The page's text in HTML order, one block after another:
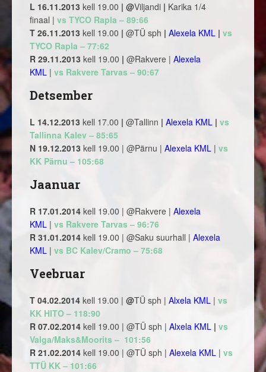
L 16.11.2013 kell 19.00 | @Viljandi | Karika 1/4
finaal | vs TYCO Rapla – 89:66
T 26.11.2013 kell 19.00 | @TÜ sph | Alexela KML | vs
TYCO Rapla – 77:62
R 29.11.2013 kell 19.00 | @Rakvere | Alexela
KML | vs Rakvere Tarvas – 90:67
Detsember
L 14.12.2013 kell 17.00 | @Tallinn | Alexela KML | vs
Tallinna Kalev – 85:65
N 19.12.2013 kell 19.00 | @Pärnu | Alexela KML | vs
KK Pärnu – 105:68
Jaanuar
R 17.01.2014 kell 19.00 | @Rakvere | Alexela
KML | vs Rakvere Tarvas – 96:76
R 31.01.2014 kell 19.00 | @Saku suurhall | Alexela
KML | vs BC Kalev/Cramo – 75:68
Veebruar
T 04.02.2014 kell 19.00 | @TÜ sph | Alxela KML | vs
KK HITO – 118:90
R 07.02.2014 kell 19.00 | @TÜ sph | Alxela KML | vs
Valga/Maks&Moorits – 101:56
R 21.02.2014 kell 19.00 | @TÜ sph | Alexela KML | vs
TTÜ KK – 101:66